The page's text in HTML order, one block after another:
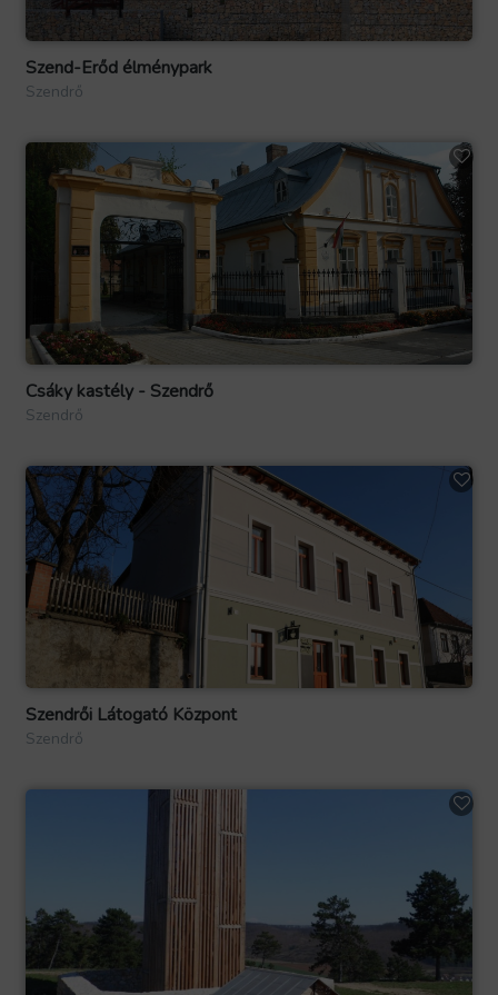
Szend-Erőd élménypark
Szendrő
Csáky kastély - Szendrő
Szendrő
Szendrői Látogató Központ
Szendrő